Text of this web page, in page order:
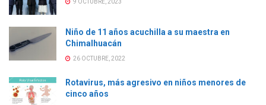
9 OCTUBRE, 2023
Niño de 11 años acuchilla a su maestra en
Chimalhuacán
26 OCTUBRE, 2022
Rotavirus, más agresivo en niños menores de
cinco años